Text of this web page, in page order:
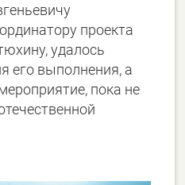
проекта
удалось
его выполнения, а
пока не